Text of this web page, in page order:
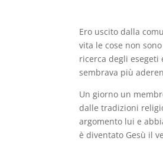
Ero uscito dalla
vita le cose non
ricerca degli
sembrava più
Un giorno un
dalle tradizioni
argomento lui e
è diventato Gesù il